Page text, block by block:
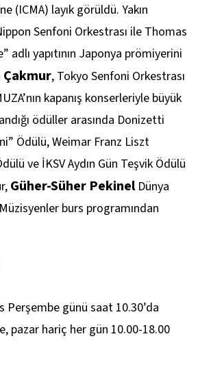
(ICMA) layık görüldü. Yakın
Senfoni Orkestrası ile Thomas
adlı yapıtının Japonya prömiyerini
Çakmur, Tokyo Senfoni Orkestrası
kapanış konserleriyle büyük
ödüller arasında Donizetti
Ödülü, Weimar Franz Liszt
ve İKSV Aydın Gün Teşvik Ödülü
Güher-Süher PekinelDünya
burs programından
Perşembe günü saat 10.30’da
pazar hariç her gün 10.00-18.00